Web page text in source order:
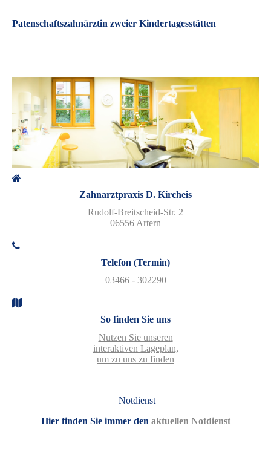
Patenschaftszahnärztin zweier Kindertagesstätten
Zahnarztpraxis D. Kircheis
Rudolf-Breitscheid-Str. 2
06556 Artern
Telefon (Termin)
03466 - 302290
So finden Sie uns
Nutzen Sie unseren
interaktiven La­ge­plan,
um zu uns zu finden
Notdienst
Hier finden Sie immer den aktuellen Notdienst